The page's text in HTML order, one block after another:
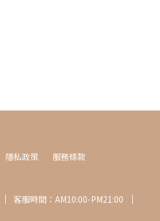
隱私政策 服務條款
客服時間：AM10:00-PM21:00